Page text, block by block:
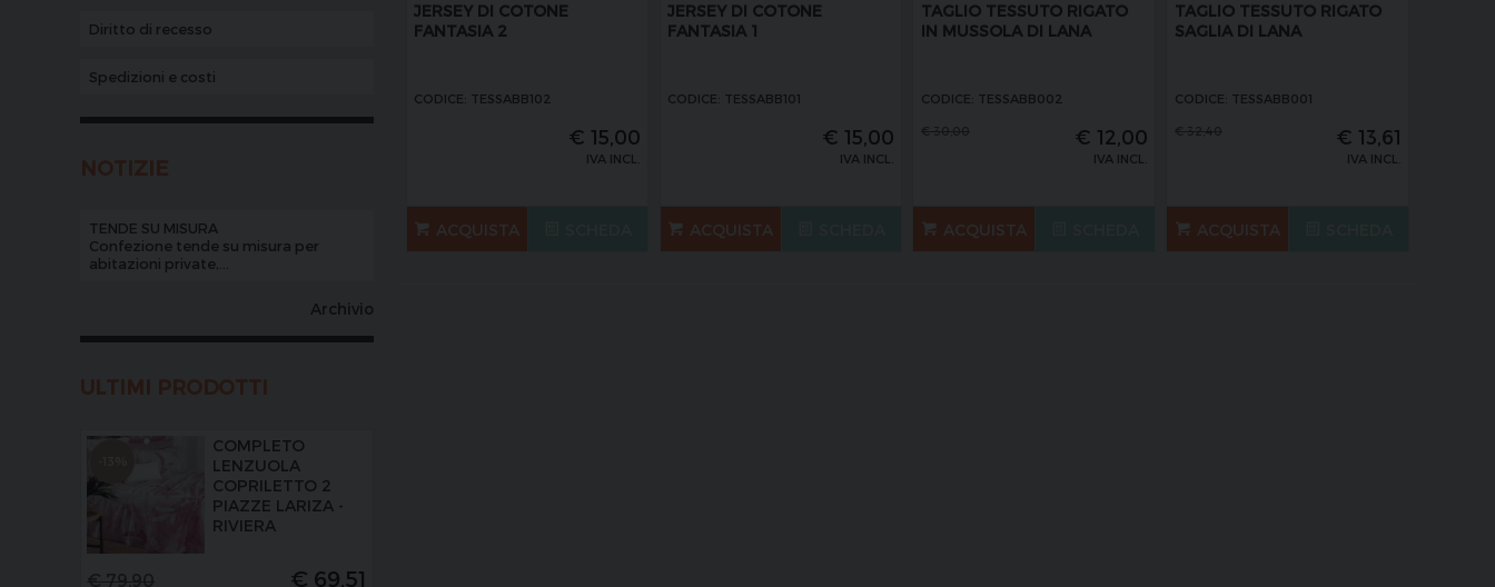
Diritto di recesso
Spedizioni e costi
TENDE SU MISURA
Confezione tende su misura per
abitazioni private,...
Archivio
COMPLETO
LENZUOLA
COPRILETTO 2
PIAZZE LARIZA -
RIVIERA
€ 69,51
JERSEY DI COTONE
FANTASIA 2
CODICE: TESSABB102
€ 15,00
IVA INCL.
ACQUISTA
JERSEY DI COTONE
FANTASIA 1
CODICE: TESSABB101
€ 15,00
IVA INCL.
ACQUISTA
TAGLIO TESSUTO RIGATO
IN MUSSOLA DI LANA
CODICE: TESSABB002
€ 12,00
IVA INCL.
ACQUISTA
TAGLIO TESSUTO RIGATO
SAGLIA DI LANA
CODICE: TESSABB001
€ 13,61
IVA INCL.
ACQUISTA